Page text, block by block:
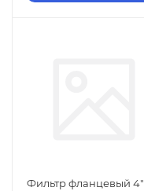
Фильтр фланцевый 4"